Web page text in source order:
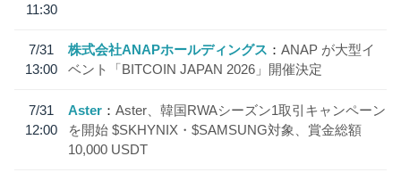
11:30
7/31
13:00
株式会社ANAPホールディングス
ANAP が大型イ
ベント「BITCOIN JAPAN 2026」開催決定
7/31
12:00
Aster
Aster、韓国RWAシーズン1取引キャンペーン
を開始 $SKHYNIX・$SAMSUNG対象、賞金総額
10,000 USDT